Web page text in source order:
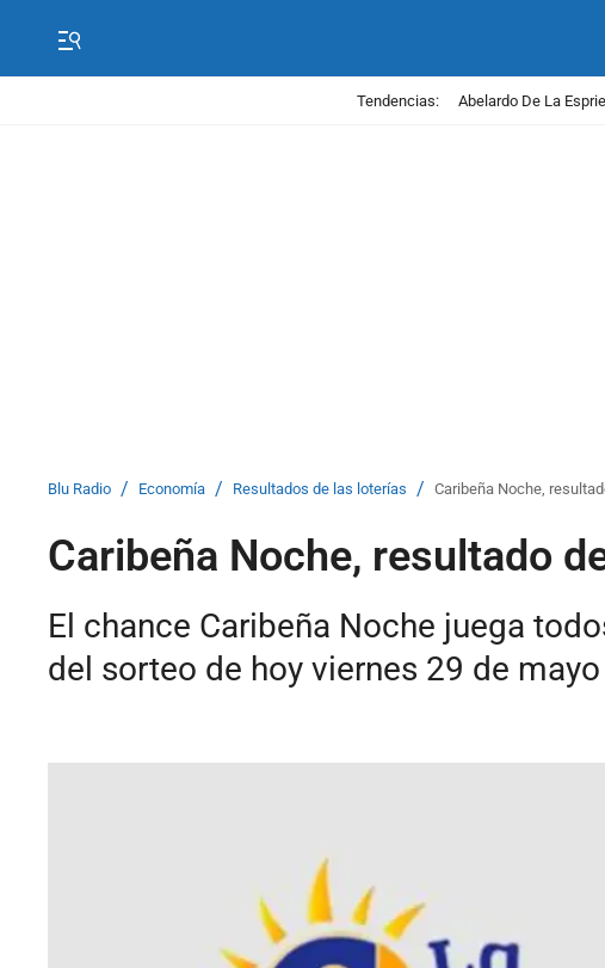
Tendencias: Abelardo De La
Blu Radio / Economía / Resultados de las loterías / Caribeña Noche,
Caribeña Noche, resultado
El chance Caribeña Noche juega
del sorteo de hoy viernes 29 de